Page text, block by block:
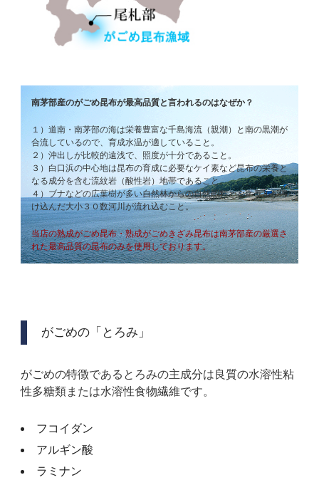
南茅部産のがごめ昆布が最高品質と言われるのはなぜか？
１）道南・南茅部の海は栄養豊富な千島海流（親潮）と南の黒潮が
合流しているので、育成水温が適していること。
２）沖出しが比較的遠浅で、照度が十分であること。
３）白口浜の中心地は昆布の育成に必要なケイ素など昆布の栄養と
なる成分を含む流紋岩（酸性岩）地帯であること。
４）ブナなどの広葉樹が多い自然林からの自然肥料とミネラルが溶
け込んだ大小３０数河川が流れ込むこと。
当店の熟成がごめ昆布・熟成がごめきざみ昆布は南茅部産の厳選さ
れた最高品質の昆布のみを使用しております。
がごめの「とろみ」
がごめの特徴であるとろみの主成分は良質の水溶性粘
性多糖類または水溶性食物繊維です。
フコイダン
アルギン酸
ラミナン